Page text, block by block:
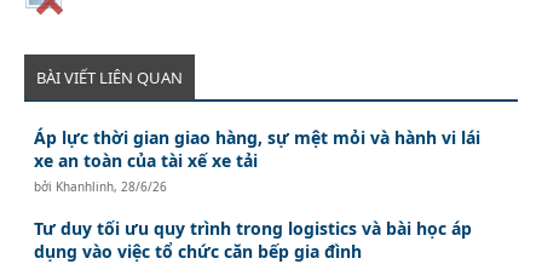
BÀI VIẾT LIÊN QUAN
Áp lực thời gian giao hàng, sự mệt mỏi và hành vi lái
xe an toàn của tài xế xe tải
bởi Khanhlinh, 28/6/26
Tư duy tối ưu quy trình trong logistics và bài học áp
dụng vào việc tổ chức căn bếp gia đình